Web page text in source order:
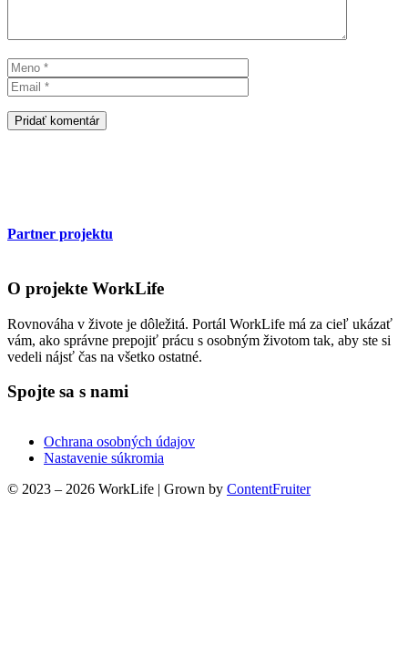
Meno
Partner projektu
O projekte WorkLife
Rovnováha v živote je dôležitá. Portál WorkLife má za cieľ ukázať
vám, ako správne prepojiť prácu s osobným životom tak, aby ste si
vedeli nájsť čas na všetko ostatné.
Spojte sa s nami
Ochrana osobných údajov
Nastavenie súkromia
© 2023 – 2026 WorkLife | Grown by ContentFruiter